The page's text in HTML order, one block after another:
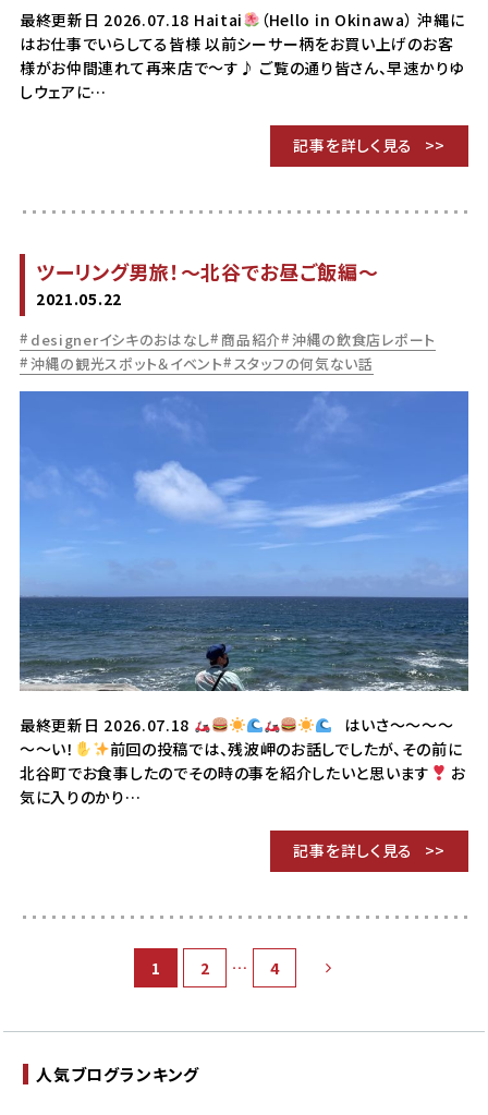
最終更新日 2026.07.18 Haitai
（Hello in Okinawa） 沖縄に
はお仕事でいらしてる皆様 以前シーサー柄をお買い上げのお客
様がお仲間連れて再来店で～す♪ ご覧の通り皆さん、早速かりゆ
しウェアに…
記事を詳しく見る
ツーリング男旅！～北谷でお昼ご飯編～
2021.05.22
designerイシキのおはなし 商品紹介
沖縄の飲食店レポート
沖縄の観光スポット＆イベント
スタッフの何気ない話
最終更新日 2026.07.18
はいさ〜～～～
～～い！
前回の投稿では、残波岬のお話しでしたが、その前に
北谷町でお食事したのでその時の事を紹介したいと思います
お
気に入りのかり…
記事を詳しく見る
1 2 … 4
人気ブログランキング